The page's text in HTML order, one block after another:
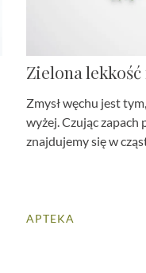
Zielona
Zmysł węchu jest
wyżej. Czując zapach
znajdujemy się w
APTEKA